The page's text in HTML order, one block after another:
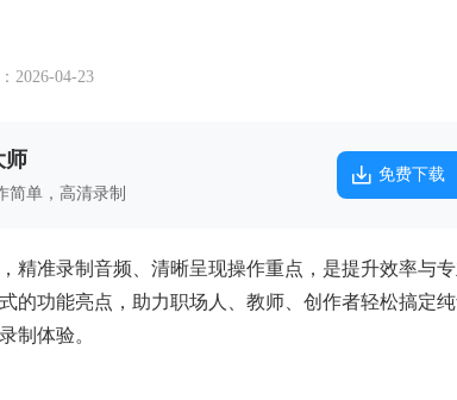
2026-04-23
师
简单，高清录制
免费下载
精准录制音频、清晰呈现操作重点，是提升效率与
的功能亮点，助力职场人、教师、创作者轻松搞定
制体验。